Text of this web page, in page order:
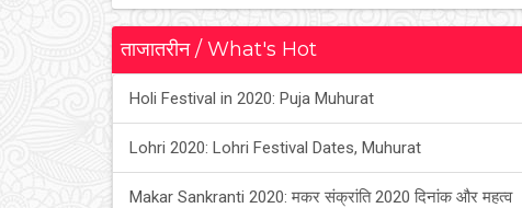
ताजातरीन / What's Hot
Holi Festival in 2020: Puja Muhurat
Lohri 2020: Lohri Festival Dates, Muhurat
Makar Sankranti 2020: मकर संक्रांति 2020 दिनांक और महत्व